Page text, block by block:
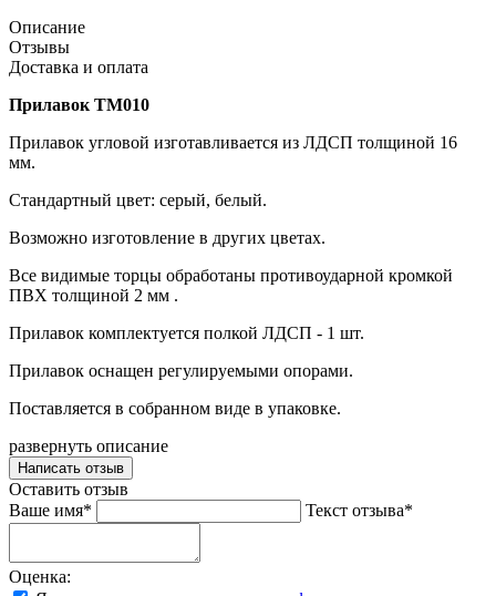
Описание
Отзывы
Доставка и оплата
Прилавок ТМ010
Прилавок угловой изготавливается из ЛДСП толщиной 16
мм.
Стандартный цвет: серый, белый.
Возможно изготовление в других цветах.
Все видимые торцы обработаны противоударной кромкой
ПВХ толщиной 2 мм .
Прилавок комплектуется полкой ЛДСП - 1 шт.
Прилавок оснащен регулируемыми опорами.
Поставляется в собранном виде в упаковке.
развернуть описание
Написать отзыв
Оставить отзыв
Ваше имя*
Текст отзыва*
Оценка: